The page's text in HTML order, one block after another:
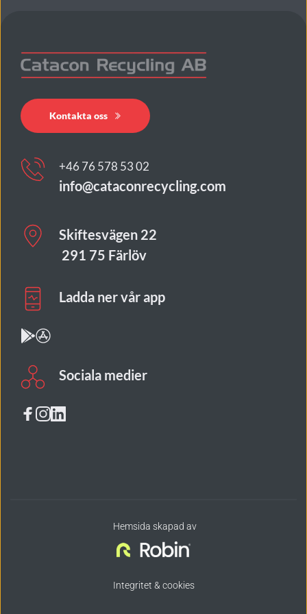
Kontakta oss
+46 76 578 53 02
info@cataconrecycling.com
Skiftesvägen 22
291 75 Färlöv
Ladda ner vår app
Sociala medier
Hemsida skapad av
Integritet & cookies